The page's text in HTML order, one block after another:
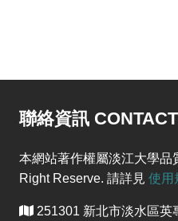
聯絡資訊 CONTACT
本網站著作權屬淡江大學品
Right Reserve. 請詳見 使用
251301 新北市淡水區